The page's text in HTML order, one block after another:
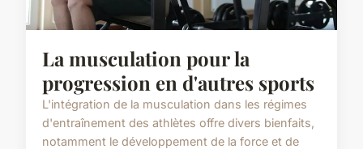
La musculation pour la
progression en d'autres sports
L'intégration de la musculation dans les régimes
d'entraînement des athlètes offre divers bienfaits,
notamment le développement de la force et de